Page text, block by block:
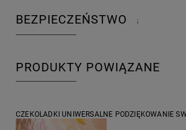
BEZPIECZEŃSTWO ↓
PRODUKTY POWIĄZANE
CZEKOLADKI UNIWERSALNE PODZIĘKOWANIE